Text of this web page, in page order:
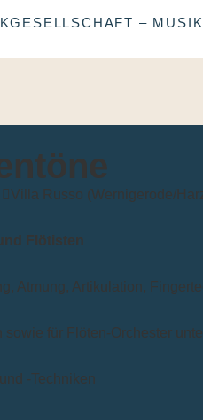
–
Villa Russo (Wernigerode/
Flötisten
Atmung, Artikulation,
für Flöten-Orchester
-Techniken